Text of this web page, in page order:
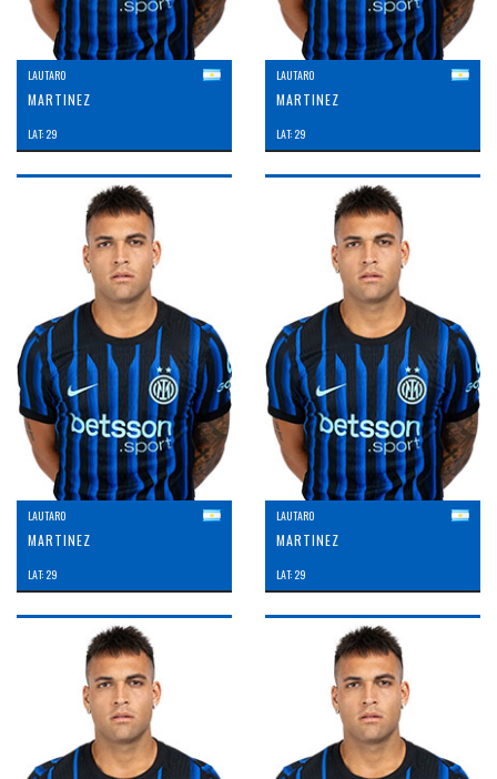
LAUTARO
MARTINEZ
LAT: 29
LAUTARO
MARTINEZ
LAT: 29
LAUTARO
MARTINEZ
LAT: 29
LAUTARO
MARTINEZ
LAT: 29